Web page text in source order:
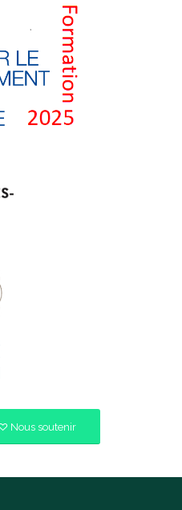
Nous soutenir